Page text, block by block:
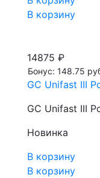
В корзину
14875 ₽
Бонус: 148.75
GC Unifast III
GC Unifast III
Новинка
В корзину
В корзину